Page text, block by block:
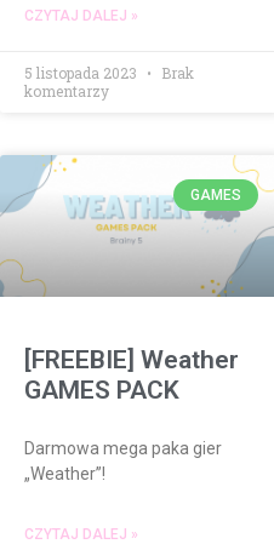
CZYTAJ DALEJ »
5 listopada 2023
Brak
komentarzy
GAMES
[FREEBIE] Weather
GAMES PACK
Darmowa mega paka gier
„Weather”!
CZYTAJ DALEJ »